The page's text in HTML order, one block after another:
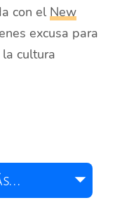
con elNew
excusa para
cultura